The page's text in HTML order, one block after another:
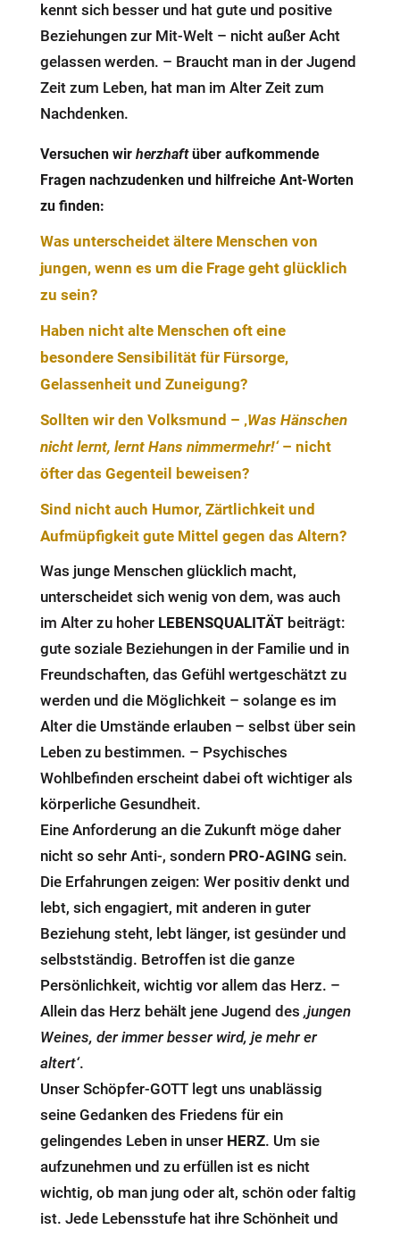
kennt sich besser und hat gute und positive
Beziehungen zur Mit-Welt – nicht außer Acht
gelassen werden. – Braucht man in der Jugend
Zeit zum Leben, hat man im Alter Zeit zum
Nachdenken.
Versuchen wir herzhaftüber aufkommende
Fragen nachzudenken und hilfreiche Ant-Worten
zu finden:
Was unterscheidet ältere Menschen von
jungen, wenn es um die Frage geht glücklich
zu sein?
Haben nicht alte Menschen oft eine
besondere Sensibilität für Fürsorge,
Gelassenheit und Zuneigung?
Sollten wir den Volksmund – ‚Was Hänschen
nicht lernt, lernt Hans nimmermehr!‘– nicht
öfter das Gegenteil beweisen?
Sind nicht auch Humor, Zärtlichkeit und
Aufmüpfigkeit gute Mittel gegen das Altern?
Was junge Menschen glücklich macht,
unterscheidet sich wenig von dem, was auch
im Alter zu hoher LEBENSQUALITÄTbeiträgt:
gute soziale Beziehungen in der Familie und in
Freundschaften, das Gefühl wertgeschätzt zu
werden und die Möglichkeit – solange es im
Alter die Umstände erlauben – selbst über sein
Leben zu bestimmen. – Psychisches
Wohlbefinden erscheint dabei oft wichtiger als
körperliche Gesundheit.
Eine Anforderung an die Zukunft möge daher
nicht so sehr Anti-, sondern PRO-AGING sein.
Die Erfahrungen zeigen: Wer positiv denkt und
lebt, sich engagiert, mit anderen in guter
Beziehung steht, lebt länger, ist gesünder und
selbstständig. Betroffen ist die ganze
Persönlichkeit, wichtig vor allem das Herz. –
Allein das Herz behält jene Jugend des ‚jungen
Weines, der immer besser wird, je mehr er
altert‘.
Unser Schöpfer-GOTT legt uns unablässig
seine Gedanken des Friedens für ein
gelingendes Leben in unser HERZ. Um sie
aufzunehmen und zu erfüllen ist es nicht
wichtig, ob man jung oder alt, schön oder faltig
ist. Jede Lebensstufe hat ihre Schönheit und